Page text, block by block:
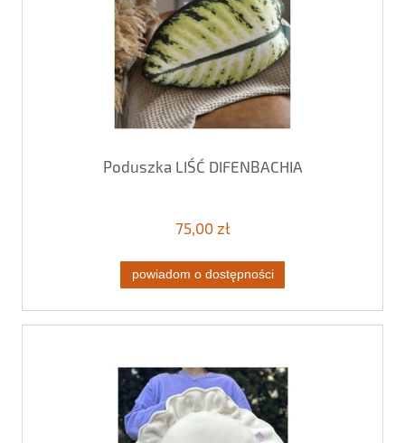
Poduszka LIŚĆ DIFENBACHIA
75,00 zł
powiadom o dostępności